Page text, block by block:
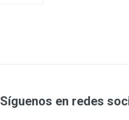
Síguenos en redes